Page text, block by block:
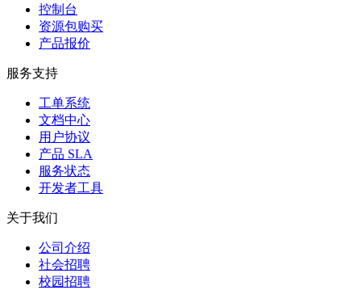
控制台
资源包购买
产品报价
服务支持
工单系统
文档中心
用户协议
产品 SLA
服务状态
开发者工具
关于我们
公司介绍
社会招聘
校园招聘